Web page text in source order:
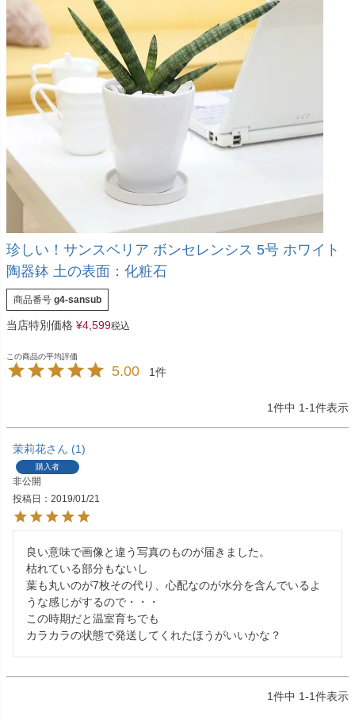
珍しい！サンスベリア ボンセレンシス 5号 ホワイト
陶器鉢 土の表面：化粧石
商品番号 g4-sansub
当店特別価格 ¥4,599税込
5.00 1
1件中 1-1件表示
茉莉花 1
購入者
非公開
投稿日
2019/01/21
良い意味で画像と違う写真のものが届きました。
枯れている部分もないし
葉も丸いのが7枚その代り、心配なのが水分を含んでいるよ
うな感じがするので・・・
この時期だと温室育ちでも
カラカラの状態で発送してくれたほうがいいかな？
1件中 1-1件表示